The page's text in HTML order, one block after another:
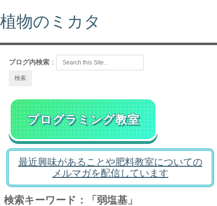
植物のミカタ
ブログ内検索 ：
プログラミング教室
最近興味があることや肥料教室についての
メルマガを配信しています
検索キーワード：「弱塩基」